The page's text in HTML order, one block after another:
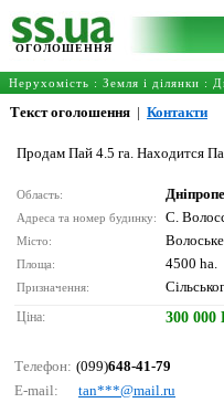
ОГОЛОШЕННЯ
Нерухомість : Земля і ділянки :
Текст оголошення | Контакти
Продам Пай 4.5 га. Находится
Область:
Адреса та номер будинку: С.
Місто: Волоське
Площа: 4500 ha.
Призначення:
Ціна: 300 000
Телефон: (099)648-41-79
E-mail:
tаn***@mаil.ru